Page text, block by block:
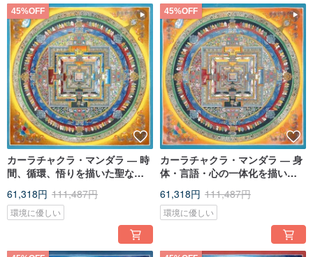
45%OFF
カーラチャクラ・マンダラ ― 時
間、循環、悟りを描いた聖なる
61,318円 111,487円
環境に優しい
45%OFF
カーラチャクラ・マンダラ ― 身
体・言語・心の一体化を描いた
61,318円 111,487円
環境に優しい